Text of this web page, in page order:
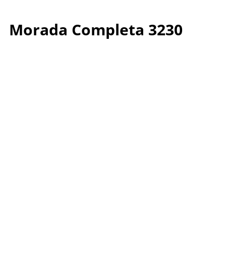
Morada Completa 3230